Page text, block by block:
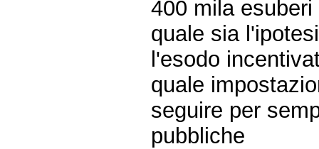
400 mila
quale sia
l'esodo
quale
seguire per
pubbliche